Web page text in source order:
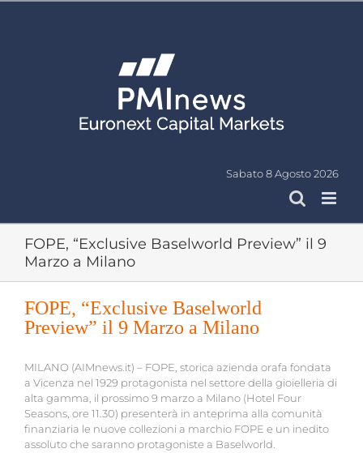
Sabato 8 Agosto 2026
FOPE, “Exclusive Baselworld Preview” il 9
Marzo a Milano
FOPE, “Exclusive Baselworld
Preview” il 9 Marzo a Milano
MILANO (AIMnews.it) – FOPE, storica azienda orafa fondata
a Vicenza nel 1929 protagonista nel settore della gioielleria di
alta gamma, il prossimo 9 marzo a Milano (Hotel Four
Seasons, ore 11.30) presenterà in anteprima alla comunità
finanziaria le nuove collezioni a marchio FOPE e un inedito
assoluto che saranno protagoniste a Baselworld.